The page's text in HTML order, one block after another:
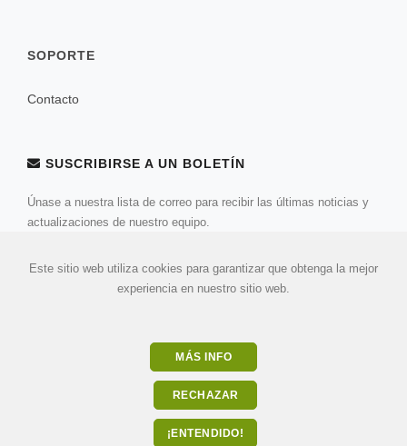
SOPORTE
Contacto
SUSCRIBIRSE A UN BOLETÍN
Únase a nuestra lista de correo para recibir las últimas noticias y
actualizaciones de nuestro equipo.
© 2026 Todos los derechos reservados. Desarrollado por
ulandu.com
Este sitio web utiliza cookies para garantizar que obtenga la mejor
experiencia en nuestro sitio web.
MÁS INFO
RECHAZAR
¡ENTENDIDO!